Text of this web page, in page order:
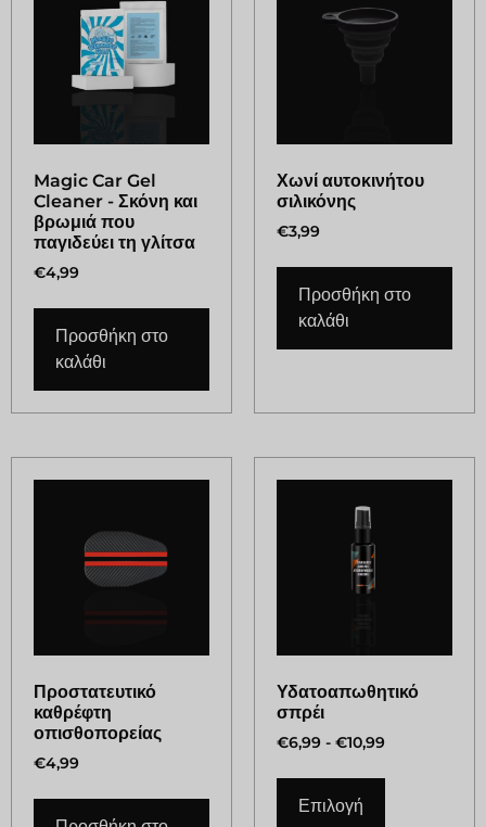
Magic Car Gel
Cleaner - Σκόνη και
βρωμιά που
παγιδεύει τη γλίτσα
€4,99
Προσθήκη στο
καλάθι
Χωνί αυτοκινήτου
σιλικόνης
€3,99
Προσθήκη στο
καλάθι
Προστατευτικό
καθρέφτη
οπισθοπορείας
€4,99
Υδατοαπωθητικό
σπρέι
€6,99 - €10,99
Επιλογή